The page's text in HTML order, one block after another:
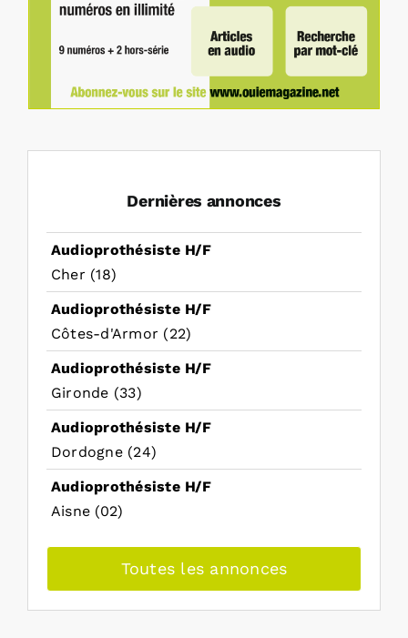
Dernières annonces
Audioprothésiste H/F
Cher (18)
Audioprothésiste H/F
Côtes-d'Armor (22)
Audioprothésiste H/F
Gironde (33)
Audioprothésiste H/F
Dordogne (24)
Audioprothésiste H/F
Aisne (02)
Toutes les annonces